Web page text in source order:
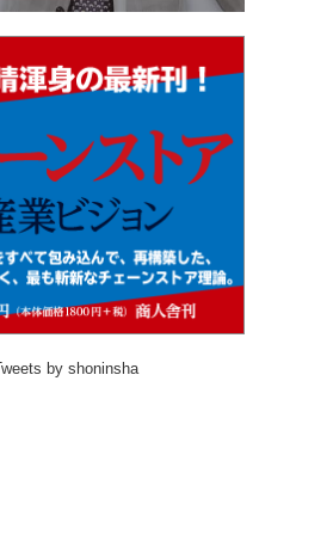
Tweets by shoninsha